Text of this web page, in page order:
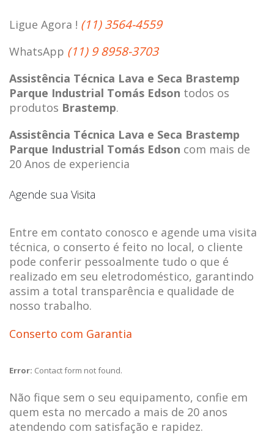
Ligue Agora ! (11) 3564-4559
WhatsApp (11) 9 8958-3703
Assistência Técnica Lava e Seca Brastemp
Parque Industrial Tomás Edson todos os
produtos Brastemp.
Assistência Técnica Lava e Seca Brastemp
Parque Industrial Tomás Edson com mais de
20 Anos de experiencia
Agende sua Visita
Entre em contato conosco e agende uma visita
técnica, o conserto é feito no local, o cliente
pode conferir pessoalmente tudo o que é
realizado em seu eletrodoméstico, garantindo
assim a total transparência e qualidade de
nosso trabalho.
Conserto com Garantia
Error: Contact form not found.
Não fique sem o seu equipamento, confie em
quem esta no mercado a mais de 20 anos
atendendo com satisfação e rapidez.